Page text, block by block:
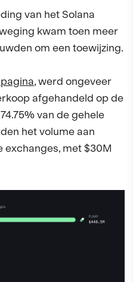
van het Solana
kwam toen meer
om een toewijzing.
, werd ongeveer
afgehandeld op de
van de gehele
het volume aan
met $30M